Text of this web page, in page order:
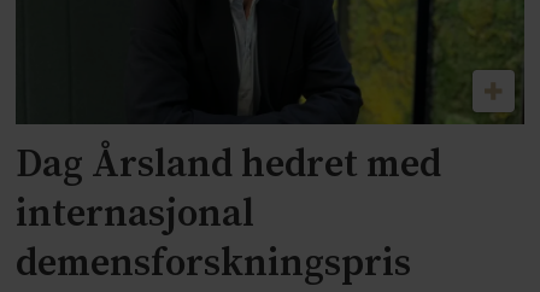
Dag Årsland hedret med
internasjonal
demensforskningspris